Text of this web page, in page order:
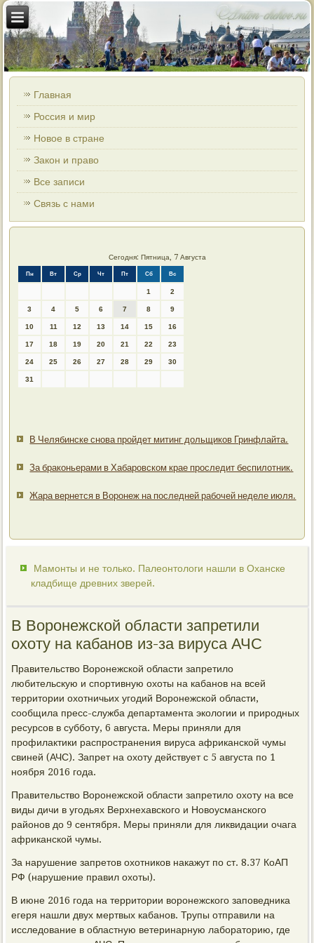
Главная
Россия и мир
Новое в стране
Закон и право
Все записи
Связь с нами
Сегодня: Пятница, 7 Августа
Пн Вт Ср Чт Пт Сб Вс
1 2
3 4 5 6 7 8 9
10 11 12 13 14 15 16
17 18 19 20 21 22 23
24 25 26 27 28 29 30
31
В Челябинске снова пройдет митинг дольщиков Гринфлайта.
За браконьерами в Хабаровском крае проследит беспилотник.
Жара вернется в Воронеж на последней рабочей неделе июля.
Мамонты и не только. Палеонтологи нашли в Оханске
кладбище древних зверей.
В Воронежской области запретили
охоту на кабанов из-за вируса АЧС
Правительство Воронежской области запретило
любительскую и спортивную охоты на кабанов на всей
территории охотничьих угодий Воронежской области,
сообщила пресс-служба департамента экологии и природных
ресурсов в субботу, 6 августа. Меры приняли для
профилактики распространения вируса африканской чумы
свиней (АЧС). Запрет на охоту действует с 5 августа по 1
ноября 2016 года.
Правительство Воронежской области запретило охоту на все
виды дичи в угодьях Верхнехавского и Новоусманского
районов до 9 сентября. Меры приняли для ликвидации очага
африканской чумы.
За нарушение запретов охотников накажут по ст. 8.37 КоАП
РФ (нарушение правил охоты).
В июне 2016 года на территории воронежского заповедника
егеря нашли двух мертвых кабанов. Трупы отправили на
исследование в областную ветеринарную лабораторию, где